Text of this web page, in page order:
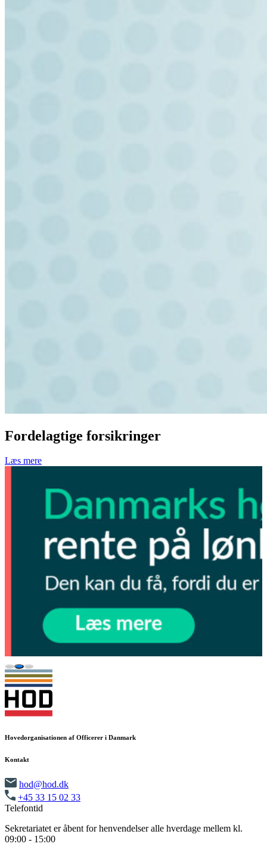
Fordelagtige forsikringer
Læs mere
Hovedorganisationen af Officerer i Danmark
Kontakt
hod@hod.dk
+45 33 15 02 33
Telefontid
Sekretariatet er åbent for henvendelser alle hverdage mellem kl.
09:00 - 15:00